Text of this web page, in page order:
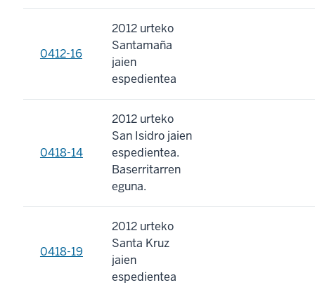
0412-16
2012 urteko
Santamaña
jaien
espedientea
0418-14
2012 urteko
San Isidro jaien
espedientea.
Baserritarren
eguna.
0418-19
2012 urteko
Santa Kruz
jaien
espedientea